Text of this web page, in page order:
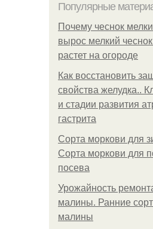
Популярные
Почему чеснок
вырос мелкий
растет на огороде
Как восстановить
свойства желудка..
и стадии развития
гастрита
Сорта моркови для
Сорта моркови для
посева
Урожайность
малины. Ранние
малины